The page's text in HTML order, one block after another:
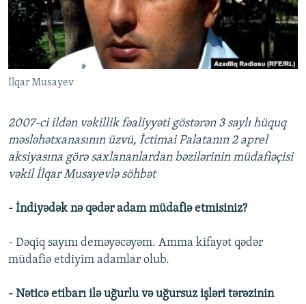
İNFOQRAFIKA
KARIKATURA
AZƏRBAYCAN ƏDƏBIYYATI KITABXANASI
İSLAM VƏ DEMOKRATIYA
İZ - MƏDƏNIYYƏT PROQRAMI
MISSIYAMIZ
PEŞƏ ETIKASI VƏ JURNALISTIKA STANDARTLARIMIZ
MATERIALLARIMIZDAN ISTIFADƏ
AZADLIQRADIOSU MOBIL TELEFONUNUZDA
XƏBƏR BÜLLETENLƏRIMIZ
BIZI IZLƏ
RFE/RL-in bütün saytları
İlqar Musayev
2007-ci ildən vəkillik fəaliyyəti göstərən 3 saylı hüquq
məsləhətxanasının üzvü, İctimai Palatanın 2 aprel
aksiyasına görə saxlananlardan bəzilərinin müdafiəçisi
vəkil İlqar Musayevlə söhbət
- İndiyədək nə qədər adam müdafiə etmisiniz?
- Dəqiq sayını deməyəcəyəm. Amma kifayət qədər
müdafiə etdiyim adamlar olub.
- Nəticə etibarı ilə uğurlu və uğursuz işləri tərəzinin